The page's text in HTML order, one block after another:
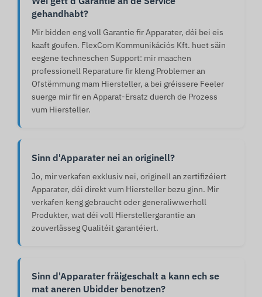
gehandhabt?
Mir bidden eng voll Garantie fir Apparater, déi bei eis
kaaft goufen. FlexCom Kommunikációs Kft. huet säin
eegene techneschen Support: mir maachen
professionell Reparature fir kleng Problemer an
Ofstëmmung mam Hiersteller, a bei gréissere Feeler
suerge mir fir en Apparat-Ersatz duerch de Prozess
vum Hiersteller.
Sinn d'Apparater nei an originell?
Jo, mir verkafen exklusiv nei, originell an zertifizéiert
Apparater, déi direkt vum Hiersteller bezu ginn. Mir
verkafen keng gebraucht oder generaliwwerholl
Produkter, wat déi voll Hierstellergarantie an
zouverlässeg Qualitéit garantéiert.
Sinn d'Apparater fräigeschalt a kann ech se
mat aneren Ubidder benotzen?